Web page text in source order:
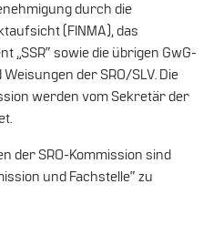
durch die
(FINMA), das
„SSR“ sowie die übrigen GwG-
der SRO/SLV. Die
werden vom Sekretär der
der SRO-Kommission sind
und Fachstelle“ zu